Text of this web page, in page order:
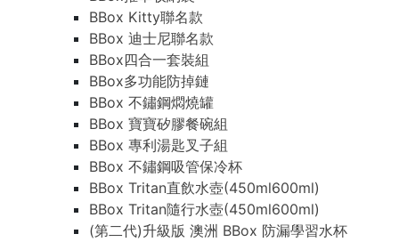
BBox Kitty聯名款
BBox 迪士尼聯名款
BBox四合一套裝組
BBox多功能防掉鏈
BBox 不鏽鋼燜燒罐
BBox 寶寶矽膠餐碗組
BBox 專利湯匙叉子組
BBox 不鏽鋼吸管保冷杯
BBox Tritan直飲水壺(450ml600ml)
BBox Tritan隨行水壺(450ml600ml)
(第二代)升級版 澳洲 BBox 防漏學習水杯